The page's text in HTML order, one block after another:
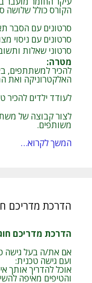
הקורס כולל שלושה
סרטונים עם הסבר
סרטונים עם ניסוי
סרטוני שאלות
מטרה:
להכיר למשתתפים,
האלקטרוניקה ואת
לעודד ילדים להכיר
לצור קבוצה של
משותפים.
המשך לקרוא…
הדרכת מדריכם
הדרכת מדריכם
אם את/ה בעל גישה
ועם גישה טכנית:
אוכל להדריך אותך
והטיפים מאיפה